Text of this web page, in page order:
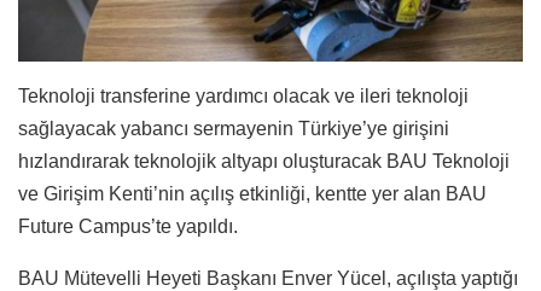
Teknoloji transferine yardımcı olacak ve ileri teknoloji
sağlayacak yabancı sermayenin Türkiye’ye girişini
hızlandırarak teknolojik altyapı oluşturacak BAU Teknoloji
ve Girişim Kenti’nin açılış etkinliği, kentte yer alan BAU
Future Campus’te yapıldı.
BAU Mütevelli Heyeti Başkanı Enver Yücel, açılışta yaptığı